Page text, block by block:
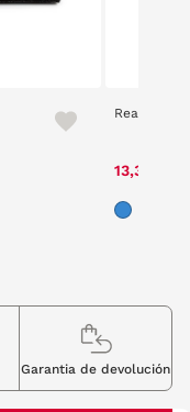
Reading
13,30 €
Garantia de devolución